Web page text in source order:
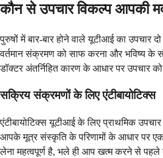
कौन से उपचार विकल्प आपकी
पुरुषों में बार-बार होने वाले यूटीआई का उपचार दो
वर्तमान संक्रमण को साफ करना और भविष्य के
डॉक्टर अंतर्निहित कारण के आधार पर उपचार
सक्रिय संक्रमणों के लिए एंटीबायोटिक्स
एंटीबायोटिक्स यूटीआई के लिए प्राथमिक
आपके मूत्र संस्कृति के परिणामों के आधार पर एक
लेना महत्वपूर्ण है, भले ही आप खत्म करने से